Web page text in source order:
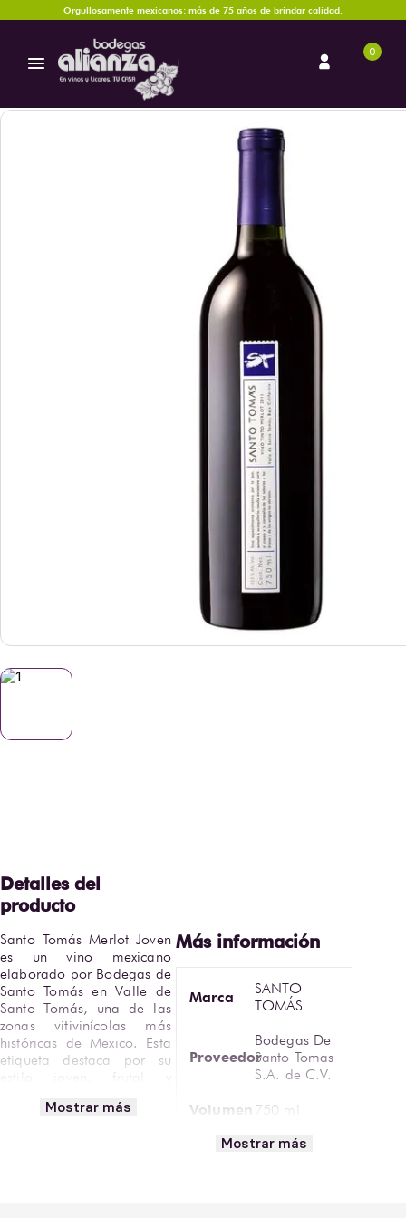
Orgullosamente mexicanos: más de 75 años de brindar calidad.
0
Santo Tomás Merlot Joven
es un vino mexicano
elaborado por Bodegas de
Santo Tomás en Valle de
Santo Tomás, una de las
zonas vitivinícolas más
históricas de Mexico. Esta
etiqueta destaca por su
estilo joven, frutal y
disfrutar la expresión
Mostrar más
Marca
SANTO
TOMÁS
Proveedor
Bodegas De
Santo Tomas
S.A. de C.V.
Volumen 750 ml
Graduación13.5%
Mostrar más